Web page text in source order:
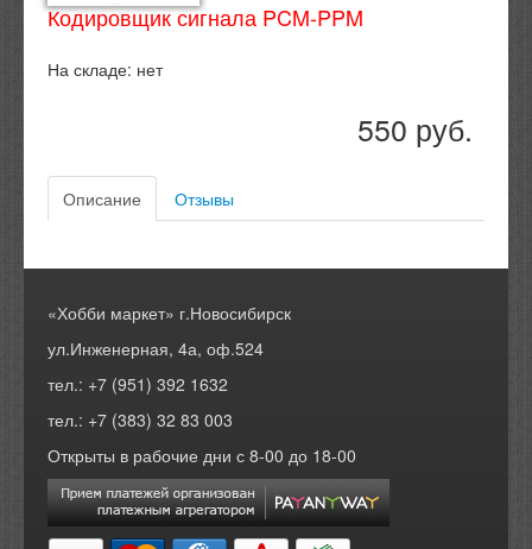
Кодировщик сигнала PCM-PPM
На складе: нет
550 руб.
Описание Отзывы
«Хобби маркет» г.Новосибирск
ул.Инженерная, 4а, оф.524
тел.: +7 (951) 392 1632
тел.: +7 (383) 32 83 003
Открыты в рабочие дни с 8-00 до 18-00